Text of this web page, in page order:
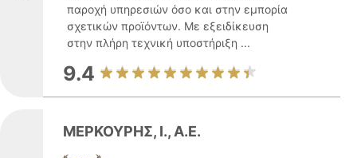
παροχή υπηρεσιών όσο και στην εμπορία
σχετικών προϊόντων. Με εξειδίκευση
στην πλήρη τεχνική υποστήριξη ...
9.4
ΜΕΡΚΟΥΡΗΣ, Ι., Α.Ε.